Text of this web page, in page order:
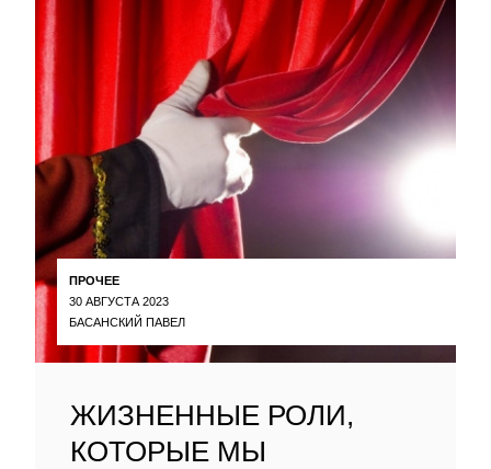
ПРОЧЕЕ
30 АВГУСТА 2023
БАСАНСКИЙ ПАВЕЛ
ЖИЗНЕННЫЕ РОЛИ,
КОТОРЫЕ МЫ